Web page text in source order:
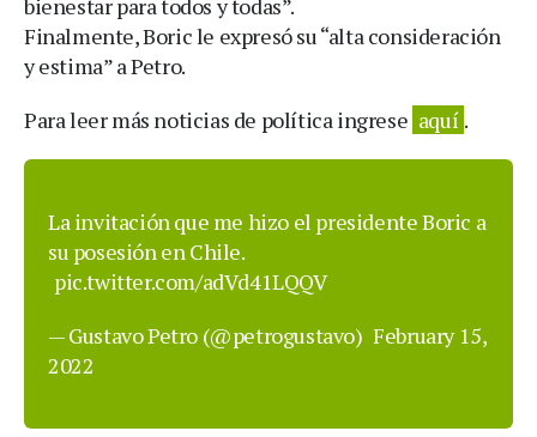
bienestar para todos y todas”.
Finalmente, Boric le expresó su “alta consideración
y estima” a Petro.
Para leer más noticias de política ingrese aquí .
La invitación que me hizo el presidente Boric a
su posesión en Chile.
pic.twitter.com/adVd41LQQV
— Gustavo Petro (@petrogustavo) February 15,
2022